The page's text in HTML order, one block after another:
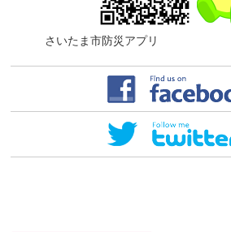
さいたま市防災アプリ